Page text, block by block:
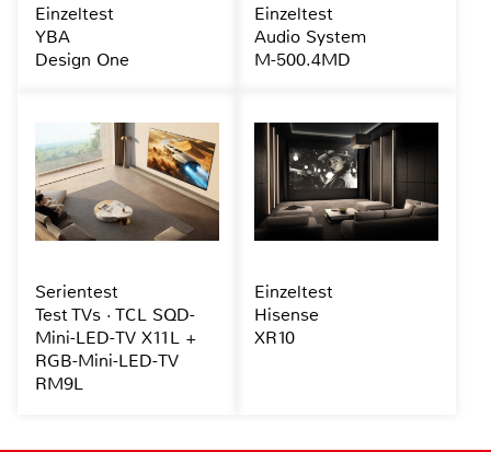
Einzeltest
YBA
Design One
Einzeltest
Audio System
M-500.4MD
Serientest
Test TVs · TCL SQD-
Mini-LED-TV X11L +
RGB-Mini-LED-TV
RM9L
Einzeltest
Hisense
XR10